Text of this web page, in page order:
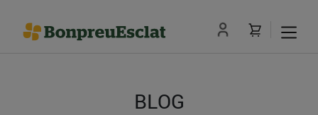
BLOG